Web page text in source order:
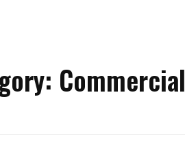
Commercial